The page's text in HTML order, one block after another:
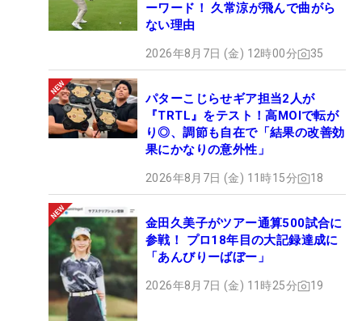
ーワード！ 久常涼が飛んで曲がら
ない理由
2026年8月7日 (金) 12時00分 35
パターこじらせギア担当2人が
『TRTL』をテスト！高MOIで転が
り◎、調節も自在で「結果の改善効
果にかなりの意外性」
2026年8月7日 (金) 11時15分 18
金田久美子がツアー通算500試合に
参戦！ プロ18年目の大記録達成に
「あんびりーばぼー」
2026年8月7日 (金) 11時25分 19